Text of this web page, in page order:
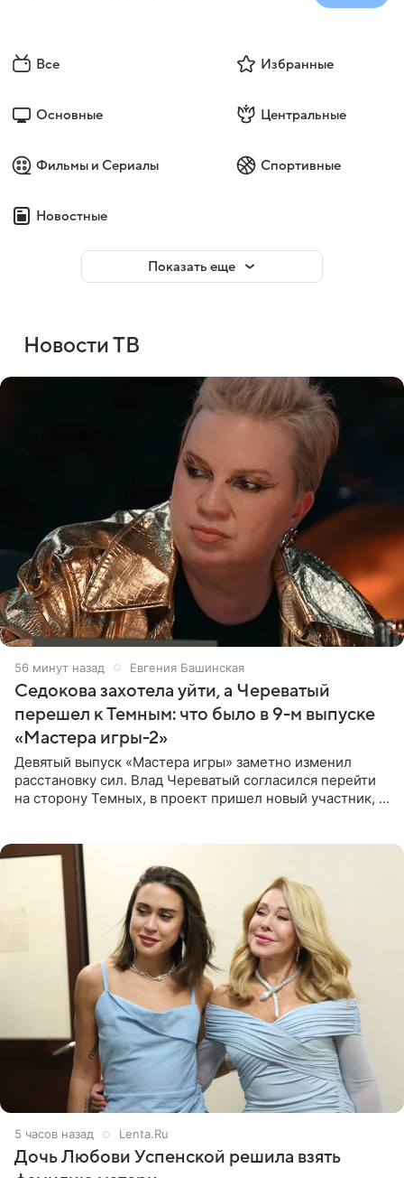
Все Избранные
Основные Центральные
Фильмы и Сериалы Спортивные
Новостные
Показать еще
Новости ТВ
56 минут назад Евгения Башинская
Седокова захотела уйти, а Череватый
перешел к Темным: что было в 9-м выпуске
«Мастера игры-2»
Девятый выпуск «Мастера игры» заметно изменил
расстановку сил. Влад Череватый согласился перейти
на сторону Темных, в проект пришел новый участник, а
5 часов назад Lenta.Ru
Дочь Любови Успенской решила взять